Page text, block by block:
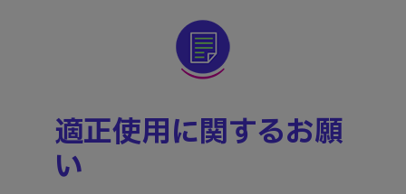
適正使⽤に関するお願
い